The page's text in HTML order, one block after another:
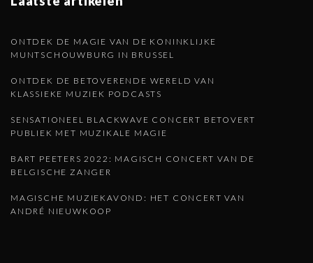
a
i
o
n
ONTDEK DE MAGIE VAN DE KONINKLIJKE
MUNTSCHOUWBURG IN BRUSSEL
ONTDEK DE BETOVERENDE WERELD VAN
KLASSIEKE MUZIEK PODCASTS
SENSATIONEEL BLACKWAVE CONCERT BETOVERT
PUBLIEK MET MUZIKALE MAGIE
BART PEETERS 2022: MAGISCH CONCERT VAN DE
BELGISCHE ZANGER
MAGISCHE MUZIEKAVOND: HET CONCERT VAN
ANDRÉ NIEUWKOOP